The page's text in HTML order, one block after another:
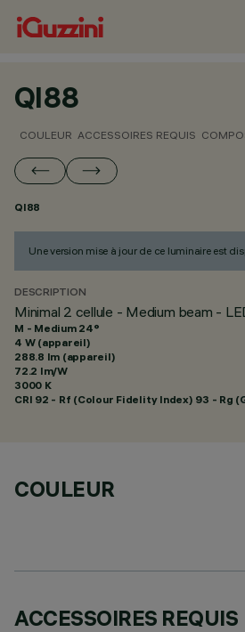
QI88
COULEUR ACCESSOIRES REQUIS
QI88
Une version mise à jour de ce luminaire est
DESCRIPTION
Minimal 2 cellule - Medium beam -
M - Medium 24°
4 W (appareil)
288.8 lm (appareil)
72.2 lm/W
3000 K
CRI 92 - Rf (Colour Fidelity Index) 93 - Rg
COULEUR
ACCESSOIRES REQUIS